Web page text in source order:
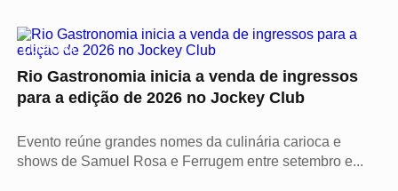
CULTURA
Rio Gastronomia inicia a venda de ingressos
para a edição de 2026 no Jockey Club
Evento reúne grandes nomes da culinária carioca e
shows de Samuel Rosa e Ferrugem entre setembro e...